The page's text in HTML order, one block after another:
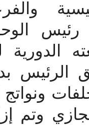
الدورية
الرئيس
ونواتج
وتم